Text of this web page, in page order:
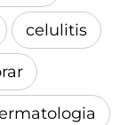
celulitis